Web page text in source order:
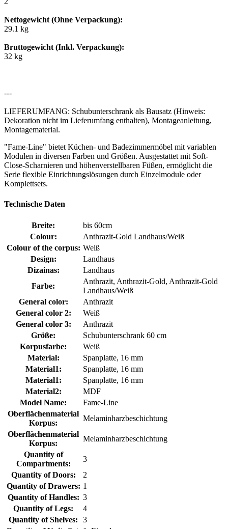
Nettogewicht (Ohne Verpackung):
29.1 kg
Bruttogewicht (Inkl. Verpackung):
32 kg
---
LIEFERUMFANG: Schubunterschrank als Bausatz (Hinweis:
Dekoration nicht im Lieferumfang enthalten), Montageanleitung,
Montagematerial.
"Fame-Line" bietet Küchen- und Badezimmermöbel mit variablen
Modulen in diversen Farben und Größen. Ausgestattet mit Soft-
Close-Scharnieren und höhenverstellbaren Füßen, ermöglicht die
Serie flexible Einrichtungslösungen durch Einzelmodule oder
Komplettsets.
Technische Daten
Breite:
bis 60cm
Colour:
Anthrazit-Gold Landhaus/Weiß
Colour of the corpus: Weiß
Design:
Landhaus
Dizainas:
Landhaus
Farbe:
Anthrazit, Anthrazit-Gold, Anthrazit-Gold
Landhaus/Weiß
General color:
Anthrazit
General color 2:
Weiß
General color 3:
Anthrazit
Größe:
Schubunterschrank 60 cm
Korpusfarbe:
Weiß
Material:
Spanplatte, 16 mm
Material1:
Spanplatte, 16 mm
Material1:
Spanplatte, 16 mm
Material2:
MDF
Model Name:
Fame-Line
Oberflächenmaterial
Korpus:
Melaminharzbeschichtung
Oberflächenmaterial
Korpus:
Melaminharzbeschichtung
Quantity of
Compartments:
3
Quantity of Doors:
2
Quantity of Drawers: 1
Quantity of Handles: 3
Quantity of Legs:
4
Quantity of Shelves:
3